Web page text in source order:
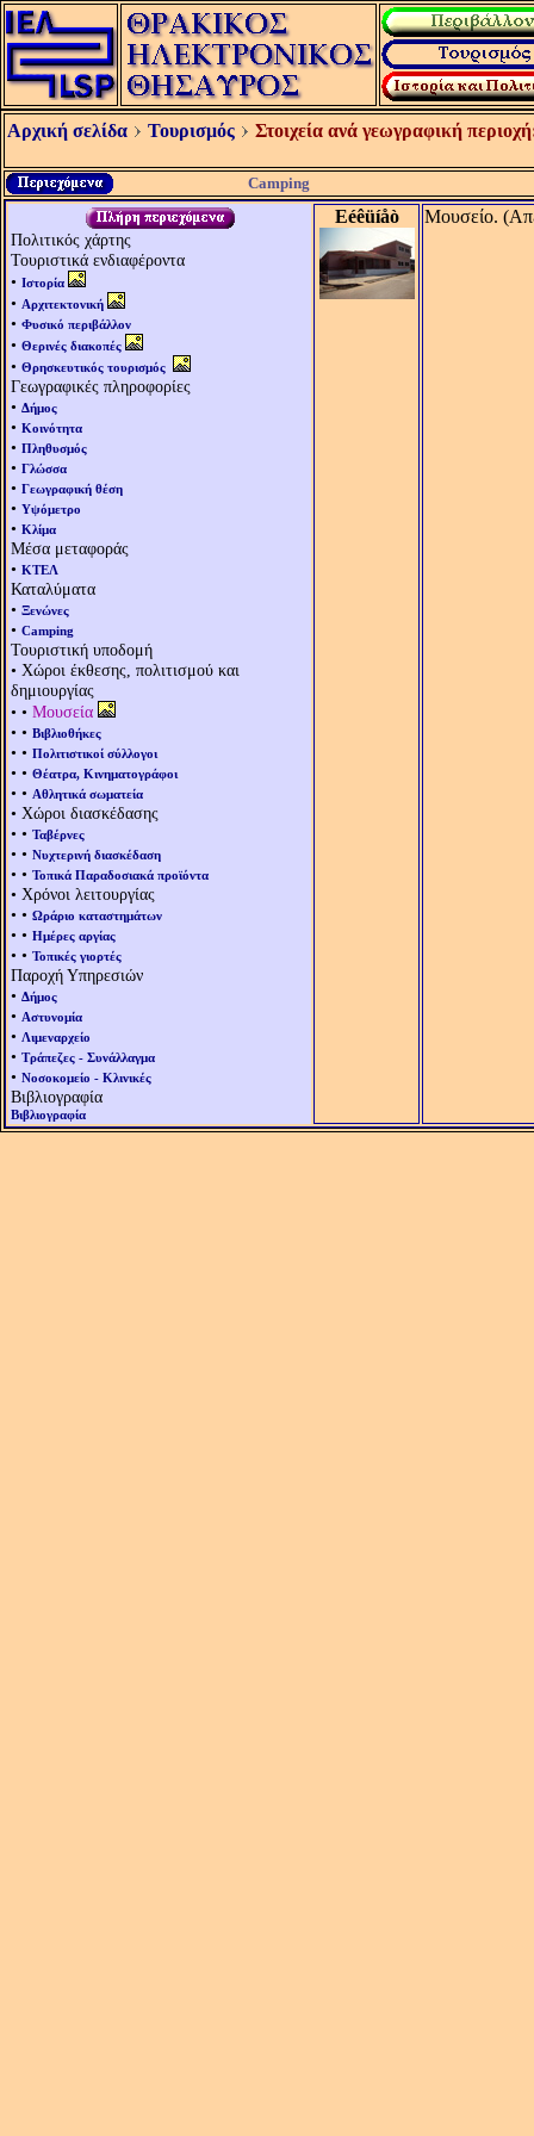
Αρχική σελίδα Τουρισμός Στοιχεία ανά γεωγραφική
Camping
Πολιτικός χάρτης
Τουριστικά ενδιαφέροντα
• Ιστορία
• Αρχιτεκτονική
• Φυσικό περιβάλλον
• Θερινές διακοπές
• Θρησκευτικός τουρισμός
Γεωγραφικές πληροφορίες
• Δήμος
• Κοινότητα
• Πληθυσμός
• Γλώσσα
• Γεωγραφική θέση
• Υψόμετρο
• Κλίμα
Μέσα μεταφοράς
• ΚΤΕΛ
Καταλύματα
• Ξενώνες
• Camping
Τουριστική υποδομή
• Χώροι έκθεσης, πολιτισμού και
δημιουργίας
• • Μουσεία
• • Βιβλιοθήκες
• • Πολιτιστικοί σύλλογοι
• • Θέατρα, Κινηματογράφοι
• • Αθλητικά σωματεία
• Χώροι διασκέδασης
• • Ταβέρνες
• • Νυχτερινή διασκέδαση
• • Τοπικά Παραδοσιακά προϊόντα
• Χρόνοι λειτουργίας
• • Ωράριο καταστημάτων
• • Ημέρες αργίας
• • Τοπικές γιορτές
Παροχή Υπηρεσιών
• Δήμος
• Αστυνομία
• Λιμεναρχείο
• Τράπεζες - Συνάλλαγμα
• Νοσοκομείο - Κλινικές
Βιβλιογραφία
Βιβλιογραφία
Eéêüíåò Μουσείο.